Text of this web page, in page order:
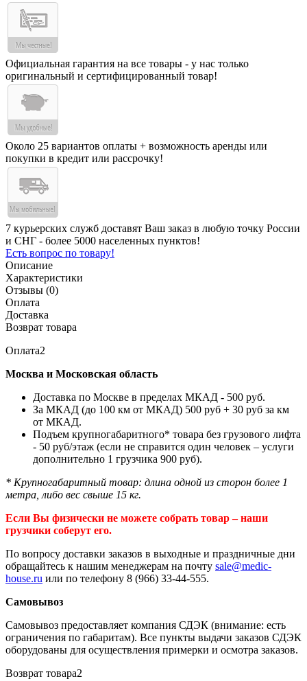
Официальная гарантия на все товары - у нас только
оригинальный и сертифицированный товар!
Около 25 вариантов оплаты + возможность аренды или
покупки в кредит или рассрочку!
7 курьерских служб доставят Ваш заказ в любую точку России
и СНГ - более 5000 населенных пунктов!
Есть вопрос по товару!
Описание
Характеристики
Отзывы (0)
Оплата
Доставка
Возврат товара
Оплата2
Москва и Московская область
Доставка по Москве в пределах МКАД - 500 руб.
За МКАД (до 100 км от МКАД) 500 руб + 30 руб за км
от МКАД.
Подъем крупногабаритного* товара без грузового лифта
- 50 руб/этаж (если не справится один человек – услуги
дополнительно 1 грузчика 900 руб).
* Крупногабаритный товар: длина одной из сторон более 1
метра, либо вес свыше 15 кг.
Если Вы физически не можете собрать товар – наши
грузчики соберут его.
По вопросу доставки заказов в выходные и праздничные дни
обращайтесь к нашим менеджерам на почту sale@medic-
house.ru или по телефону 8 (966) 33-44-555.
Самовывоз
Самовывоз предоставляет компания СДЭК (внимание: есть
ограничения по габаритам). Все пункты выдачи заказов СДЭК
оборудованы для осуществления примерки и осмотра заказов.
Возврат товара2